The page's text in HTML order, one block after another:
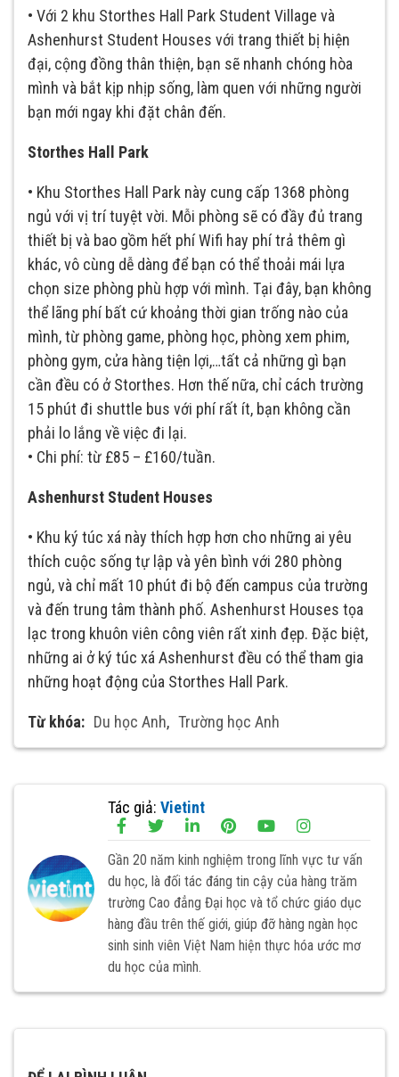
• Với 2 khu Storthes Hall Park Student Village và
Ashenhurst Student Houses với trang thiết bị hiện
đại, cộng đồng thân thiện, bạn sẽ nhanh chóng hòa
mình và bắt kịp nhịp sống, làm quen với những người
bạn mới ngay khi đặt chân đến.
Storthes Hall Park
• Khu Storthes Hall Park này cung cấp 1368 phòng
ngủ với vị trí tuyệt vời. Mỗi phòng sẽ có đầy đủ trang
thiết bị và bao gồm hết phí Wifi hay phí trả thêm gì
khác, vô cùng dễ dàng để bạn có thể thoải mái lựa
chọn size phòng phù hợp với mình. Tại đây, bạn không
thể lãng phí bất cứ khoảng thời gian trống nào của
mình, từ phòng game, phòng học, phòng xem phim,
phòng gym, cửa hàng tiện lợi,…tất cả những gì bạn
cần đều có ở Storthes. Hơn thế nữa, chỉ cách trường
15 phút đi shuttle bus với phí rất ít, bạn không cần
phải lo lắng về việc đi lại.
• Chi phí: từ £85 – £160/tuần.
Ashenhurst Student Houses
• Khu ký túc xá này thích hợp hơn cho những ai yêu
thích cuộc sống tự lập và yên bình với 280 phòng
ngủ, và chỉ mất 10 phút đi bộ đến campus của trường
và đến trung tâm thành phố. Ashenhurst Houses tọa
lạc trong khuôn viên công viên rất xinh đẹp. Đặc biệt,
những ai ở ký túc xá Ashenhurst đều có thể tham gia
những hoạt động của Storthes Hall Park.
Từ khóa: Du học Anh, Trường học Anh
Tác giả: Vietint
Gần 20 năm kinh nghiệm trong lĩnh vực tư vấn
du học, là đối tác đáng tin cậy của hàng trăm
trường Cao đẳng Đại học và tổ chức giáo dục
hàng đầu trên thế giới, giúp đỡ hàng ngàn học
sinh sinh viên Việt Nam hiện thực hóa ước mơ
du học của mình.